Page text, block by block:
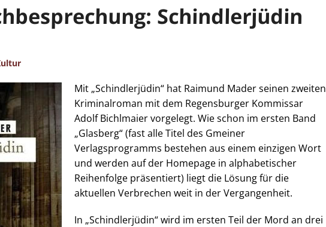
Schindlerjüdin
Mit „Schindlerjüdin“ hat Raimund Mader seinen zweiten
Kriminalroman mit dem Regensburger Kommissar
Adolf Bichlmaier vorgelegt. Wie schon im ersten Band
„Glasberg“ (fast alle Titel des Gmeiner
Verlagsprogramms bestehen aus einem einzigen Wort
und werden auf der Homepage in alphabetischer
Reihenfolge präsentiert) liegt die Lösung für die
aktuellen Verbrechen weit in der Vergangenheit.
In „Schindlerjüdin“ wird im ersten Teil der Mord an drei